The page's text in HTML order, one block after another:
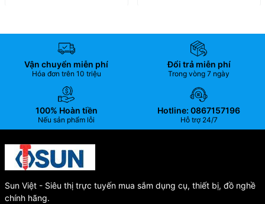
Vận chuyển miễn phí
Hóa đơn trên 10 triệu
Đổi trả miễn phí
Trong vòng 7 ngày
100% Hoàn tiền
Nếu sản phẩm lỗi
Hotline: 0867157196
Hỗ trợ 24/7
Sun Việt - Siêu thị trực tuyến mua sắm dụng cụ, thiết bị, đồ nghề
chính hãng.